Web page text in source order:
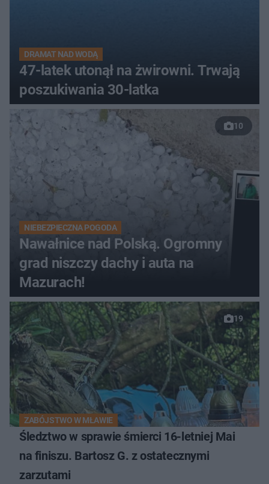
DRAMAT NAD WODĄ
47-latek utonął na żwirowni. Trwają
poszukiwania 30-latka
10
NIEBEZPIECZNA POGODA
Nawałnice nad Polską. Ogromny
grad niszczy dachy i auta na
Mazurach!
19
ZABÓJSTWO W MŁAWIE
Śledztwo w sprawie śmierci 16-letniej Mai
na finiszu. Bartosz G. z ostatecznymi
zarzutami